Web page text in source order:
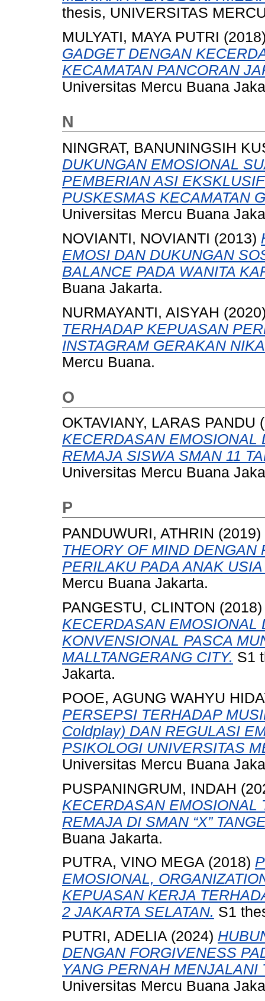
thesis, UNIVERSITAS
MULYATI, MAYA PUTRI
GADGET DENGAN
KECAMATAN PANCORAN
Universitas Mercu Buana
N
NINGRAT, BANUNINGSIH
DUKUNGAN EMOSIONAL
PEMBERIAN ASI
PUSKESMAS KECAMATAN
Universitas Mercu Buana
NOVIANTI, NOVIANTI (2013)
EMOSI DAN DUKUNGAN
BALANCE PADA WANITA
Buana Jakarta.
NURMAYANTI, AISYAH
TERHADAP KEPUASAN
INSTAGRAM GERAKAN
Mercu Buana.
O
OKTAVIANY, LARAS PANDU
KECERDASAN EMOSIONAL
REMAJA SISWA SMAN 11
Universitas Mercu Buana
P
PANDUWURI, ATHRIN (2019)
THEORY OF MIND
PERILAKU PADA ANAK
Mercu Buana Jakarta.
PANGESTU, CLINTON
KECERDASAN EMOSIONAL
KONVENSIONAL PASCA
MALLTANGERANG CITY. S1
Jakarta.
POOE, AGUNG WAHYU
PERSEPSI TERHADAP
Coldplay) DAN REGULASI
PSIKOLOGI UNIVERSITAS
Universitas Mercu Buana
PUSPANINGRUM, INDAH
KECERDASAN
REMAJA DI SMAN “X”
Buana Jakarta.
PUTRA, VINO MEGA (2018)
EMOSIONAL,
KEPUASAN KERJA
2 JAKARTA SELATAN. S1
PUTRI, ADELIA (2024)
DENGAN FORGIVENESS
YANG PERNAH MENJALANI
Universitas Mercu Buana